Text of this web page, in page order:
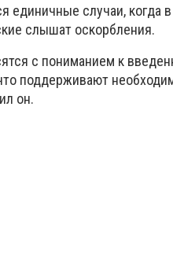
единичные случаи, когда
слышат оскорбления.
с пониманием к
поддерживают
он.